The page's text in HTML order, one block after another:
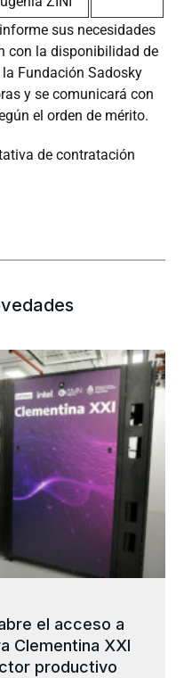
sus necesidades
con la disponibilidad de
Fundación Sadosky
y se comunicará con
el orden de mérito.
de contratación
el acceso a
Clementina XXI
productivo